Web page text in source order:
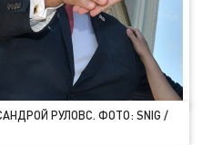
РУЛОВС. ФОТО: SNIG /